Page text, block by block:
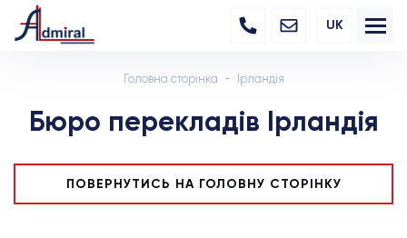
UK
Головна сторінка Ірландія
Бюро перекладів Ірландія
ПОВЕРНУТИСЬ НА ГОЛОВНУ СТОРІНКУ